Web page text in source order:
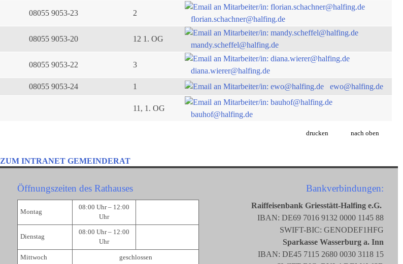
08055 9053-23 2
florian.schachner@halfing.de
08055 9053-20 12 1. OG
mandy.scheffel@halfing.de
08055 9053-22 3
diana.wierer@halfing.de
08055 9053-24 1 ewo@halfing.de
11, 1. OG
bauhof@halfing.de
drucken nach oben
ZUM INTRANET GEMEINDERAT
Öffnungszeiten des Rathauses
Montag
08:00 Uhr – 12:00
Uhr
Dienstag
08:00 Uhr – 12:00
Uhr
Mittwoch geschlossen
Bankverbindungen:
Raiffeisenbank Griesstätt-Halfing e.G.
IBAN: DE69 7016 9132 0000 1145 88
SWIFT-BIC: GENODEF1HFG
Sparkasse Wasserburg a. Inn
IBAN: DE45 7115 2680 0030 3118 15